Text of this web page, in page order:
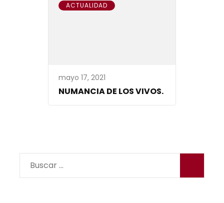
ACTUALIDAD
mayo 17, 2021
NUMANCIA DE LOS VIVOS.
Buscar: